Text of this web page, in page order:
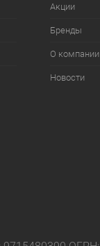
Акции
Бренды
О компании
Новости